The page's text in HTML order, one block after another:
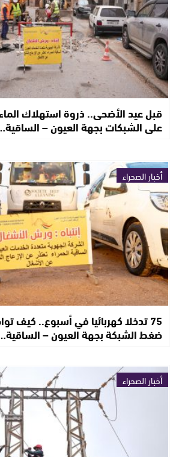
قبل عيد الأضحى.. ذروة استهلاك
على الشبكات بجهة العيون –
أخبار الصحراء
75 تدخلا كهربائيا في أسبوع.. كيف
ضغط الشبكة بجهة العيون –
أخبار الصحراء